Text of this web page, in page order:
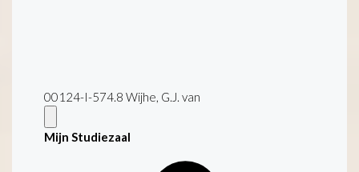
00124-I-574.8 Wijhe, G.J. van
Mijn Studiezaal